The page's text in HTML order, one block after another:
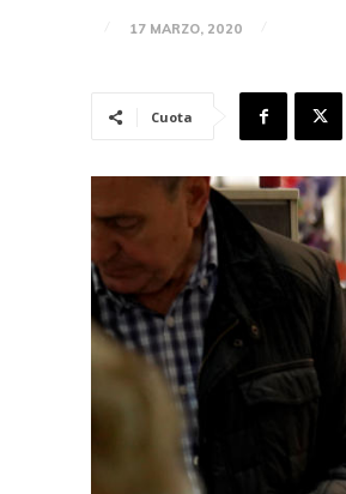
17 MARZO, 2020
Cuota